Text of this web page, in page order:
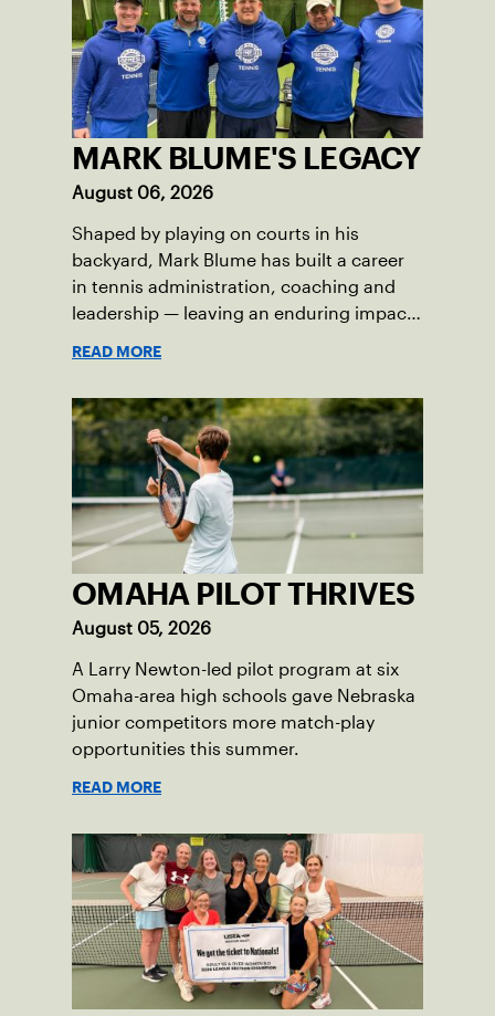
MARK BLUME'S LEGACY
August 06, 2026
Shaped by playing on courts in his
backyard, Mark Blume has built a career
in tennis administration, coaching and
leadership — leaving an enduring impact
READ MORE
OMAHA PILOT THRIVES
August 05, 2026
A Larry Newton-led pilot program at six
Omaha-area high schools gave Nebraska
junior competitors more match-play
opportunities this summer.
READ MORE